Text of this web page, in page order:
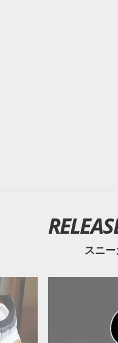
スニ